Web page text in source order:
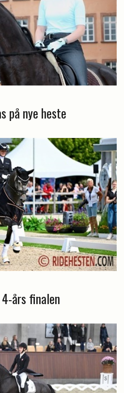
på nye heste
års finalen